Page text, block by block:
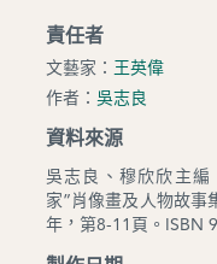
責任者
文藝家： 王英偉
作者： 吳志良
資料來源
吳志良、穆欣欣主
家”肖像畫及人物故事
年，第8-11頁。ISBN